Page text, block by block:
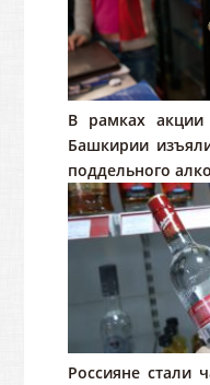
В рамках акции
Башкирии
поддельного
Россияне стали